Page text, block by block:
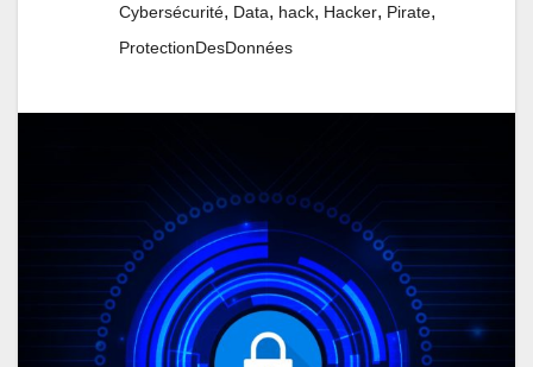
Cybersécurité, Data, hack, Hacker, Pirate,
ProtectionDesDonnées